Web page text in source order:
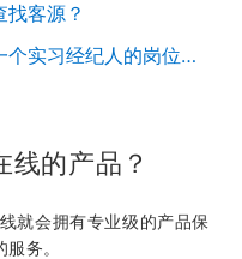
找客源？
房在线内想新增一个实习经纪人的岗位，怎么新增？
线的产品？
就会拥有专业级的产品保
务。